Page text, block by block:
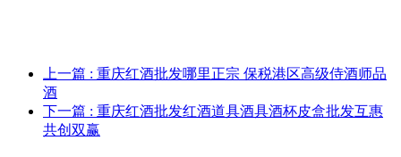
上一篇 : 重庆红酒批发哪里正宗 保税港区高级侍酒师品
酒
下一篇 : 重庆红酒批发红酒道具酒具酒杯皮盒批发互惠
共创双赢